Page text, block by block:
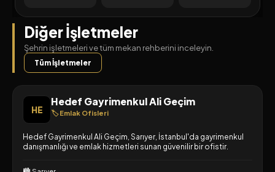
Diğer İşletmeler
Şehrin işletmeleri ve tüm mekan rehberini inceleyin.
Tüm İşletmeler
HE
Hedef Gayrimenkul Ali Geçim
🏷️ Emlak Ofisleri
Hedef Gayrimenkul Ali Geçim, Sarıyer, İstanbul'da gayrimenkul
danışmanlığı ve emlak hizmetleri sunan güvenilir bir ofistir.